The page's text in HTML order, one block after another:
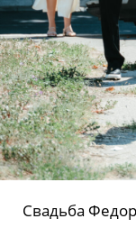
Свадьба